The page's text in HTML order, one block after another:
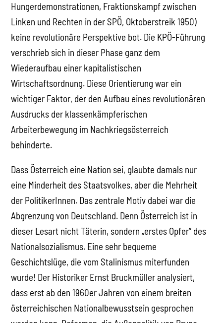
Hungerdemonstrationen, Fraktionskampf zwischen
Linken und Rechten in der SPÖ, Oktoberstreik 1950)
keine revolutionäre Perspektive bot. Die KPÖ-Führung
verschrieb sich in dieser Phase ganz dem
Wiederaufbau einer kapitalistischen
Wirtschaftsordnung. Diese Orientierung war ein
wichtiger Faktor, der den Aufbau eines revolutionären
Ausdrucks der klassenkämpferischen
Arbeiterbewegung im Nachkriegsösterreich
behinderte.
Dass Österreich eine Nation sei, glaubte damals nur
eine Minderheit des Staatsvolkes, aber die Mehrheit
der PolitikerInnen. Das zentrale Motiv dabei war die
Abgrenzung von Deutschland. Denn Österreich ist in
dieser Lesart nicht Täterin, sondern „erstes Opfer“ des
Nationalsozialismus. Eine sehr bequeme
Geschichtslüge, die vom Stalinismus miterfunden
wurde! Der Historiker Ernst Bruckmüller analysiert,
dass erst ab den 1960er Jahren von einem breiten
österreichischen Nationalbewusstsein gesprochen